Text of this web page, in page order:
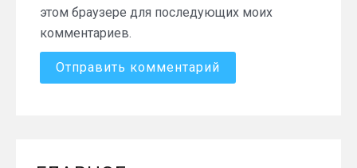
этом браузере для последующих моих
комментариев.